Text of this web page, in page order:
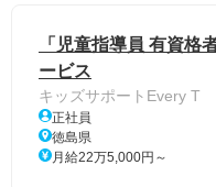
「児童指導員 有資格
ービス
キッズサポートEvery T
正社員
徳島県
月給22万5,000円～